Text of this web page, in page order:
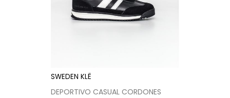
SWEDEN KLË
DEPORTIVO CASUAL CORDONES